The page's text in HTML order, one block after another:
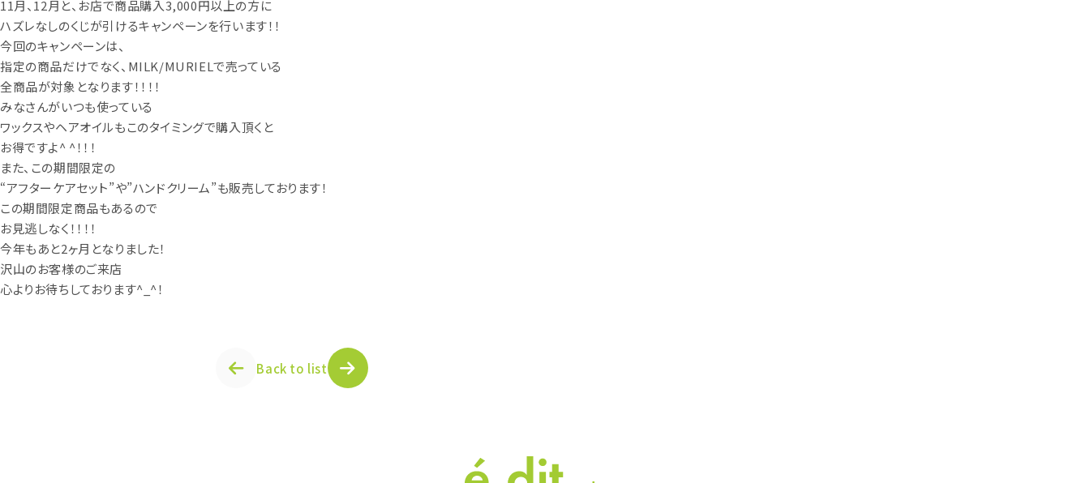
11月、12月と、お店で商品購入3,000円以上の方に
ハズレなしのくじが引けるキャンペーンを行います！！
今回のキャンペーンは、
指定の商品だけでなく、MILK/MURIELで売っている
全商品が対象となります！！！！
みなさんがいつも使っている
ワックスやヘアオイルもこのタイミングで購入頂くと
お得ですよ^ ^！！！
また、この期間限定の
“アフターケアセット”や”ハンドクリーム”も販売しております！
この期間限定商品もあるので
お見逃しなく！！！！
今年もあと2ヶ月となりました！
沢山のお客様のご来店
心よりお待ちしております^_^！
Back to list